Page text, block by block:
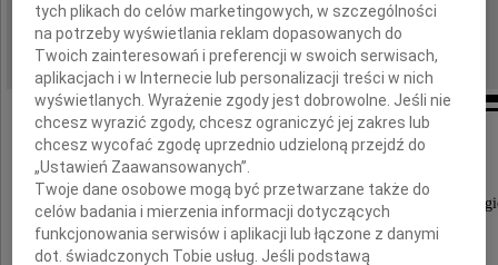
REGION: Częstochowa
DATA EMISJI: 27.12.2013
Z głębokim żalem zawiadamiamy,
że w dniu 21 grudnia 2013 roku zmarł śmiercią
tych plikach do celów marketingowych, w szczególności
na potrzeby wyświetlania reklam dopasowanych do
Twoich zainteresowań i preferencji w swoich serwisach,
aplikacjach i w Internecie lub personalizacji treści w nich
wyświetlanych. Wyrażenie zgody jest dobrowolne. Jeśli nie
chcesz wyrazić zgody, chcesz ograniczyć jej zakres lub
chcesz wycofać zgodę uprzednio udzieloną przejdź do
„Ustawień Zaawansowanych”.
Twoje dane osobowe mogą być przetwarzane także do
celów badania i mierzenia informacji dotyczących
funkcjonowania serwisów i aplikacji lub łączone z danymi
dot. świadczonych Tobie usług. Jeśli podstawą